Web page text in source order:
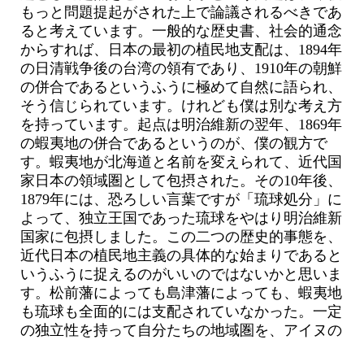
もっと問題提起がされた上で論議されるべきであ
ると考えています。一般的な歴史書、社会的通念
からすれば、日本の最初の植民地支配は、1894年
の日清戦争後の台湾の領有であり、1910年の朝鮮
の併合であるというふうに極めて自然に語られ、
そう信じられています。けれども僕は別な考え方
を持っています。起点は明治維新の翌年、1869年
の蝦夷地の併合であるというのが、僕の観方で
す。蝦夷地が北海道と名前を変えられて、近代国
家日本の領域圏として包摂された。その10年後、
1879年には、恐ろしい言葉ですが「琉球処分」に
よって、独立王国であった琉球をやはり明治維新
国家に包摂しました。この二つの歴史的事態を、
近代日本の植民地主義の具体的な始まりであると
いうふうに捉えるのがいいのではないかと思いま
す。松前藩によっても島津藩によっても、蝦夷地
も琉球も全面的には支配されていなかった。一定
の独立性を持って自分たちの地域圏を、アイヌの